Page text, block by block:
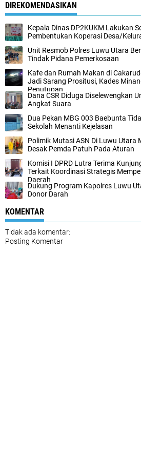
DIREKOMENDASIKAN
Kepala Dinas DP2KUKM Lakukan
Pembentukan Koperasi Desa/
Unit Resmob Polres Luwu Utara
Tindak Pidana Pemerkosaan
Kafe dan Rumah Makan di
Jadi Sarang Prositusi, Kades
Penutupan
Dana CSR Diduga Diselewengkan
Angkat Suara
Dua Pekan MBG 003 Baebunta
Sekolah Menanti Kejelasan
Polimik Mutasi ASN Di Luwu Utara
Desak Pemda Patuh Pada Aturan
Komisi I DPRD Lutra Terima
Terkait Koordinasi Strategis
Daerah
Dukung Program Kapolres Luwu
Donor Darah
KOMENTAR
Tidak ada komentar:
Posting Komentar